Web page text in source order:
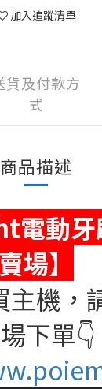
加入追蹤清單
貨及付款方
式
商品描述
電動牙
賣場】
主機，
下單👇